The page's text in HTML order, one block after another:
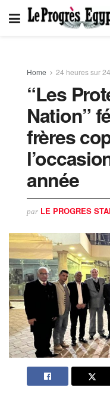
Home 24 heures sur 24
“Les
Nation”
frères
année
par LE PROGRES